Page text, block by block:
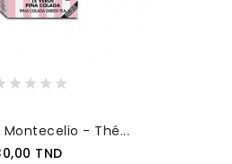
Montecelio - Thé...
TND